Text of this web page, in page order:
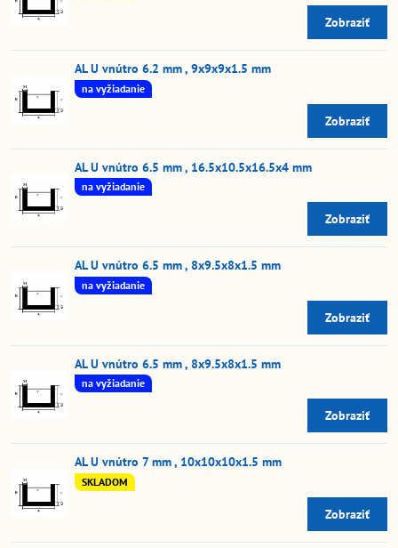
Zobraziť
AL U vnútro 6.2 mm , 9x9x9x1.5 mm
na vyžiadanie
Zobraziť
AL U vnútro 6.5 mm , 16.5x10.5x16.5x4 mm
na vyžiadanie
Zobraziť
AL U vnútro 6.5 mm , 8x9.5x8x1.5 mm
na vyžiadanie
Zobraziť
AL U vnútro 6.5 mm , 8x9.5x8x1.5 mm
na vyžiadanie
Zobraziť
AL U vnútro 7 mm , 10x10x10x1.5 mm
SKLADOM
Zobraziť